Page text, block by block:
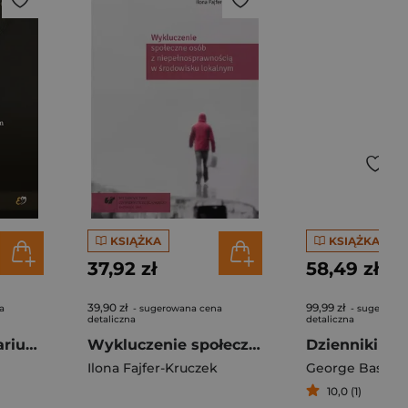
33 sceny. Imaginarium katolickie w polskim filmie fabularnym 2000-2020
KSIĄŻKA
37,92 zł
39,90 zł - sugerowana cena
detaliczna
Wykluczenie społeczne osób z niepełnosprawnością w środowisku lokalnym
Ilona Fajfer-Kruczek
KSIĄŻKA
58,49 zł
99,99 zł -
detaliczna
Dzienniki z
George
10,0 (1)